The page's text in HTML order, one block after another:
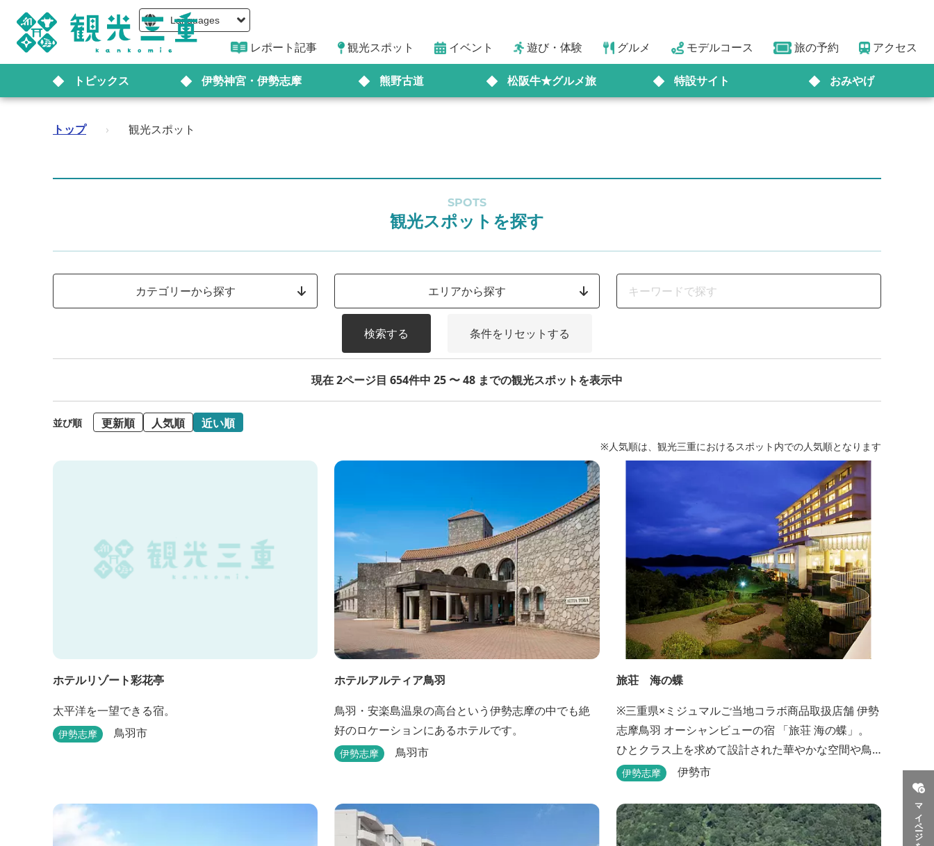
Languages
レポート記事 観光スポット イベント 遊び・体験 グルメ モデルコース 旅の予約 アクセス
トピックス 伊勢神宮・伊勢志摩 熊野古道 松阪牛★グルメ旅 特設サイト おみやげ
マイページを見る
トップ › 観光スポット
SPOTS
観光スポットを探す
カテゴリーから探す エリアから探す
検索する 条件をリセットする
現在 2ページ目 654件中 25 〜 48 までの観光スポットを表示中
並び順 更新順 人気順 近い順
※人気順は、観光三重におけるスポット内での人気順となります
ホテルリゾート彩花亭
太平洋を一望できる宿。
伊勢志摩 鳥羽市
ホテルアルティア鳥羽
鳥羽・安楽島温泉の高台という伊勢志摩の中でも絶
好のロケーションにあるホテルです。
伊勢志摩 鳥羽市
旅荘 海の蝶
※三重県×ミジュマルご当地コラボ商品取扱店舗 伊勢
志摩鳥羽 オーシャンビューの宿 「旅荘 海の蝶」。
ひとクラス上を求めて設計された華やかな空間や鳥
羽随一の景観など、上質な美味とおもてなしをお約
し下さいませ。
伊勢志摩 伊勢市